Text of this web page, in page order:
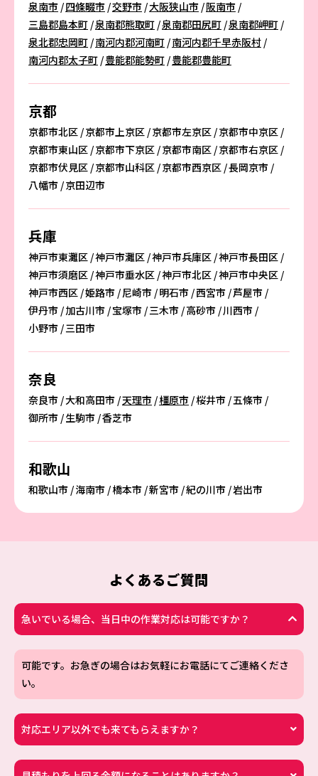
泉南市 四條畷市 交野市 大阪狭山市 阪南市
三島郡島本町 泉南郡熊取町 泉南郡田尻町 泉南郡岬町
泉北郡忠岡町 南河内郡河南町 南河内郡千早赤阪村
南河内郡太子町 豊能郡能勢町 豊能郡豊能町
京都
京都市北区 京都市上京区 京都市左京区 京都市中京区
京都市東山区 京都市下京区 京都市南区 京都市右京区
京都市伏見区 京都市山科区 京都市西京区 長岡京市
八幡市 京田辺市
兵庫
神戸市東灘区 神戸市灘区 神戸市兵庫区 神戸市長田区
神戸市須磨区 神戸市垂水区 神戸市北区 神戸市中央区
神戸市西区 姫路市 尼崎市 明石市 西宮市 芦屋市
伊丹市 加古川市 宝塚市 三木市 高砂市 川西市
小野市 三田市
奈良
奈良市 大和高田市 天理市 橿原市 桜井市 五條市
御所市 生駒市 香芝市
和歌山
和歌山市 海南市 橋本市 新宮市 紀の川市 岩出市
よくあるご質問
急いでいる場合、当日中の作業対応は可能ですか？
可能です。お急ぎの場合はお気軽にお電話にてご連絡くださ
い。
対応エリア以外でも来てもらえますか？